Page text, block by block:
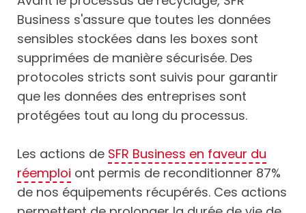
Business s'assure que toutes les données
sensibles stockées dans les boxes sont
supprimées de manière sécurisée. Des
protocoles stricts sont suivis pour garantir
que les données des entreprises sont
protégées tout au long du processus.
Les actions de SFR Business en faveur du
réemploi ont permis de reconditionner 87%
de nos équipements récupérés. Ces actions